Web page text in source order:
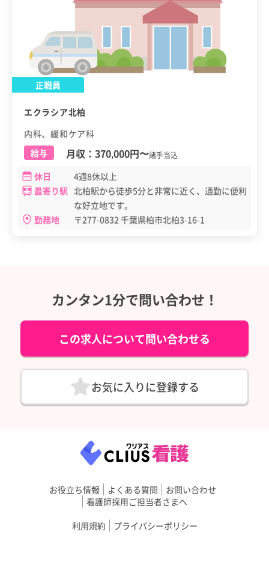
正職員
エクラシア北柏
内科、緩和ケア科
給与
月収： 370,000円〜諸手当込
休日
4週8休以上
最寄り駅 北柏駅から徒歩5分と非常に近く、通勤に便利
な好立地です。
勤務地
〒277-0832 千葉県柏市北柏3-16-1
カンタン1分で問い合わせ！
この求人について問い合わせる
お気に入りに登録する
お役立ち情報 よくある質問
お問い合わせ
看護師採用ご担当者さまへ
利用規約
プライバシーポリシー